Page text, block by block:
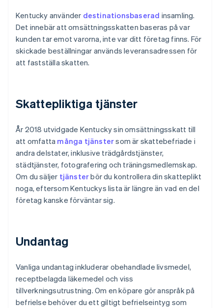
Kentucky använder destinationsbaserad insamling.
Det innebär att omsättningsskatten baseras på var
kunden tar emot varorna, inte var ditt företag finns. För
skickade beställningar används leveransadressen för
att fastställa skatten.
Skattepliktiga tjänster
År 2018 utvidgade Kentucky sin omsättningsskatt till
att omfatta många tjänstersom är skattebefriade i
andra delstater, inklusive trädgårdstjänster,
städtjänster, fotografering och träningsmedlemskap.
Om du säljer tjänsterbör du kontrollera din skatteplikt
noga, eftersom Kentuckys lista är längre än vad en del
företag kanske förväntar sig.
Undantag
Vanliga undantag inkluderar obehandlade livsmedel,
receptbelagda läkemedel och viss
tillverkningsutrustning. Om en köpare gör anspråk på
befrielse behöver du ett giltigt befrielseintyg som